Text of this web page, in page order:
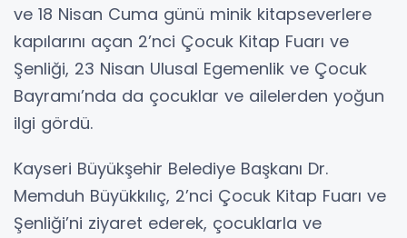
ve 18 Nisan Cuma günü minik kitapseverlere
kapılarını açan 2’nci Çocuk Kitap Fuarı ve
Şenliği, 23 Nisan Ulusal Egemenlik ve Çocuk
Bayramı’nda da çocuklar ve ailelerden yoğun
ilgi gördü.
Kayseri Büyükşehir Belediye Başkanı Dr.
Memduh Büyükkılıç, 2’nci Çocuk Kitap Fuarı ve
Şenliği’ni ziyaret ederek, çocuklarla ve